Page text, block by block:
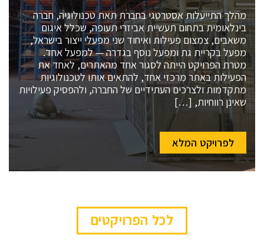
מהלך התייעלות אסטרטגי בחברת תאת טכנולוגיה, חברה
בינלאומית בתחום תעשיית אביזרי תעופה, שכלל איגום
משאבים, צמצום פעילות ואיחוד שני מפעלי ייצור בישראל,
מפעל בקריית גת ומפעל נוסף בגדרה — למפעל אחד.
מטרת הפרויקט הייתה לסגור אחד מהאתרים, לאחד את
הפעילות באתר מרכזי אחד, להתאים אותו לטכנולוגיות
מתקדמות ולצרכים העתידיים של החברה, ולהפסיק פעילויות
שאינן רווחיות, […]
לפרויקט המלא
לכל הפרויקטים